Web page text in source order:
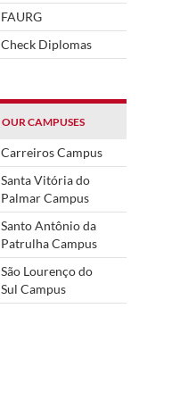
FAURG
Check Diplomas
OUR CAMPUSES
Carreiros Campus
Santa Vitória do
Palmar Campus
Santo Antônio da
Patrulha Campus
São Lourenço do
Sul Campus